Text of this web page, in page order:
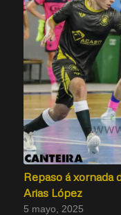
Repaso á xornada
Arias López
5 mayo, 2025